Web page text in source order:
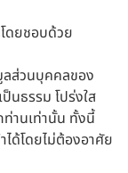
ดยชอบด้วย
ลส่วนบุคคลของ
นธรรม โปร่งใส
านเท่านั้น ทั้งนี้
ได้โดยไม่ต้องอาศัย